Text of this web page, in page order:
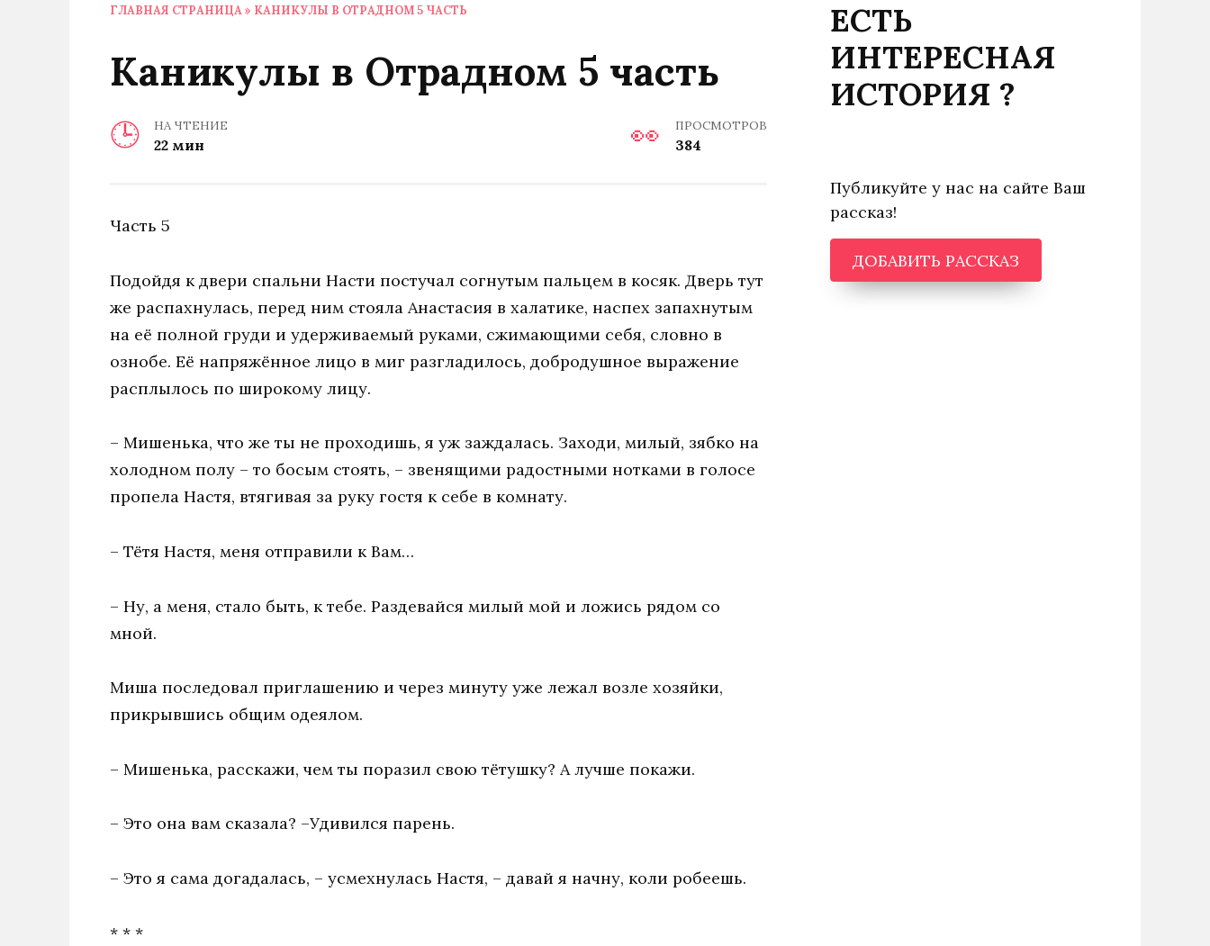
ГЛАВНАЯ СТРАНИЦА » КАНИКУЛЫ В ОТРАДНОМ 5 ЧАСТЬ
Каникулы в Отрадном 5 часть
НА ЧТЕНИЕ
22 мин
ПРОСМОТРОВ
384
Часть 5
Подойдя к двери спальни Насти постучал согнутым пальцем в косяк. Дверь тут
же распахнулась, перед ним стояла Анастасия в халатике, наспех запахнутым
на её полной груди и удерживаемый руками, сжимающими себя, словно в
ознобе. Её напряжённое лицо в миг разгладилось, добродушное выражение
расплылось по широкому лицу.
– Мишенька, что же ты не проходишь, я уж заждалась. Заходи, милый, зябко на
холодном полу – то босым стоять, – звенящими радостными нотками в голосе
пропела Настя, втягивая за руку гостя к себе в комнату.
– Тётя Настя, меня отправили к Вам…
– Ну, а меня, стало быть, к тебе. Раздевайся милый мой и ложись рядом со
мной.
Миша последовал приглашению и через минуту уже лежал возле хозяйки,
прикрывшись общим одеялом.
– Мишенька, расскажи, чем ты поразил свою тётушку? А лучше покажи.
– Это она вам сказала? –Удивился парень.
– Это я сама догадалась, – усмехнулась Настя, – давай я начну, коли робеешь.
* * *
ЕСТЬ
ИНТЕРЕСНАЯ
ИСТОРИЯ ?
Публикуйте у нас на сайте Ваш
рассказ!
ДОБАВИТЬ РАССКАЗ